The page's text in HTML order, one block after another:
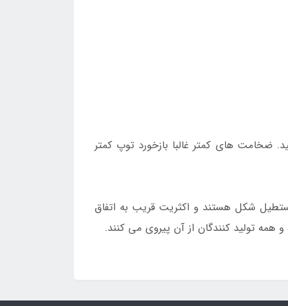
توانید انتخاب کنید. ضخامت های کمتر غالبا بازخورد توپ کمتر
شکل هستند و اکثریت قریب به اتفاق